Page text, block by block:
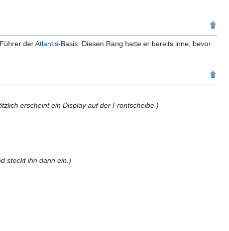
derAtlantis-Basis. Diesen Rang hatte er bereits inne, bevor
erscheint ein Display auf der Frontscheibe.)
steckt ihn dann ein.)